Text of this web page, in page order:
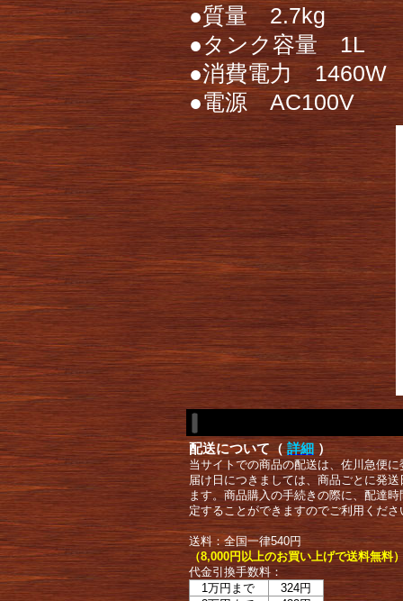
●質量 2.7kg
●タンク容量 1L
●消費電力 1460W
●電源 AC100V
配送について（ 詳細 ）
当サイトでの商品の配送は、佐川急便
届け日につきましては、商品ごとに発
ます。商品購入の手続きの際に、配達
定することができますのでご利用くださ
送料：全国一律540円
（8,000円以上のお買い上げで送料無料
代金引換手数料：
1万円まで
324円